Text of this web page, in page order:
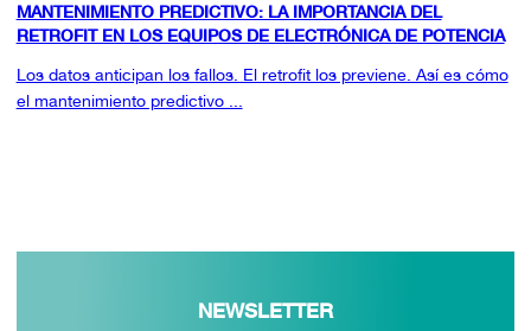
MANTENIMIENTO PREDICTIVO: LA IMPORTANCIA DEL
RETROFIT EN LOS EQUIPOS DE ELECTRÓNICA DE POTENCIA
Los datos anticipan los fallos. El retrofit los previene. Así es cómo
el mantenimiento predictivo ...
NEWSLETTER